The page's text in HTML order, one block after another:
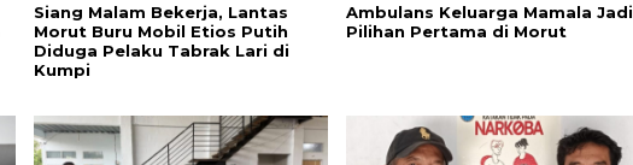
Siang Malam Bekerja, Lantas
Morut Buru Mobil Etios Putih
Diduga Pelaku Tabrak Lari di
Kumpi
Ambulans Keluarga Mamala Jadi
Pilihan Pertama di Morut